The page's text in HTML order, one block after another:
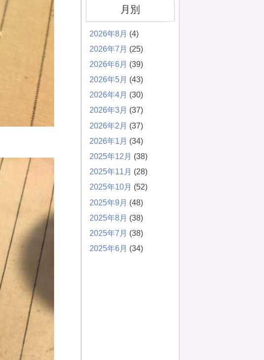
月別
2026年8月 (4)
2026年7月 (25)
2026年6月 (39)
2026年5月 (43)
2026年4月 (30)
2026年3月 (37)
2026年2月 (37)
2026年1月 (34)
2025年12月 (38)
2025年11月 (28)
2025年10月 (52)
2025年9月 (48)
2025年8月 (38)
2025年7月 (38)
2025年6月 (34)